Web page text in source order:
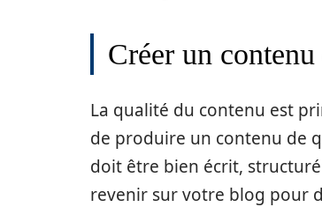
Créer un
La qualité du contenu est
de produire un contenu de
doit être bien écrit,
revenir sur votre blog pour